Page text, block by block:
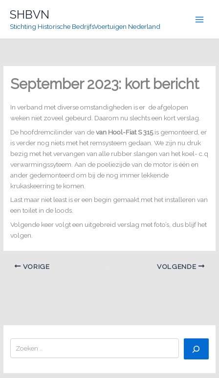
naar
inhoud
SHBVN
Stichting Historische BedrijfsVoertuigen Nederland
September 2023: kort bericht
In verband met diverse omstandigheden is er de afgelopen
weken niet zoveel gebeurd. Daarom nu slechts een kort verslag.
De hoofdremcilinder van devan Hool-Fiat S 315is gemonteerd, er
is verder nog niets met het remsysteem gedaan. We zijn nu druk
bezig met het vervangen van alle rubber slangen van het koel- c.q
verwarmingssyteem. Aan de poeliezijde van de motor is één en
ander gedemonteerd om bij de nog immer lekkende
krukaskeerring te komen.
Last maar niet least is er een begin gemaakt met het installeren van
een toilet in de loods.
Volgende keer volgt een uitgebreid verslag met foto’s, dus blijf het
volgen.
VORIGE VOLGENDE